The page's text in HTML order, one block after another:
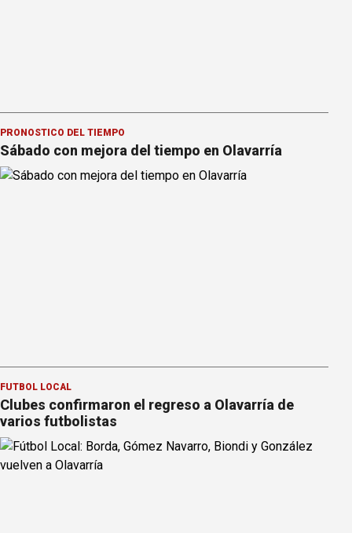
PRONOSTICO DEL TIEMPO
Sábado con mejora del tiempo en Olavarría
FÚTBOL LOCAL
Clubes confirmaron el regreso a Olavarría de
varios futbolistas